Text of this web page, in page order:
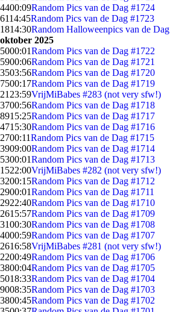
4400:09Random Pics van de Dag #1724
6114:45Random Pics van de Dag #1723
1814:30Random Halloweenpics van de Dag
oktober 2025
5000:01Random Pics van de Dag #1722
5900:06Random Pics van de Dag #1721
3503:56Random Pics van de Dag #1720
7500:17Random Pics van de Dag #1719
21 23:59VrijMiBabes #283 (not very sfw!)
3700:56Random Pics van de Dag #1718
8915:25Random Pics van de Dag #1717
4715:30Random Pics van de Dag #1716
2700:11Random Pics van de Dag #1715
3909:00Random Pics van de Dag #1714
5300:01Random Pics van de Dag #1713
1522:00VrijMiBabes #282 (not very sfw!)
3200:15Random Pics van de Dag #1712
2900:01Random Pics van de Dag #1711
2922:40Random Pics van de Dag #1710
2615:57Random Pics van de Dag #1709
3100:30Random Pics van de Dag #1708
4000:59Random Pics van de Dag #1707
2616:58VrijMiBabes #281 (not very sfw!)
2200:49Random Pics van de Dag #1706
3800:04Random Pics van de Dag #1705
5018:33Random Pics van de Dag #1704
9008:35Random Pics van de Dag #1703
3800:45Random Pics van de Dag #1702